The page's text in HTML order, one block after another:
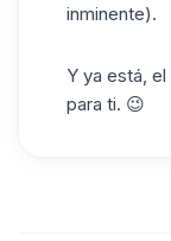
inminente).
Y ya está, el
para ti. 😉